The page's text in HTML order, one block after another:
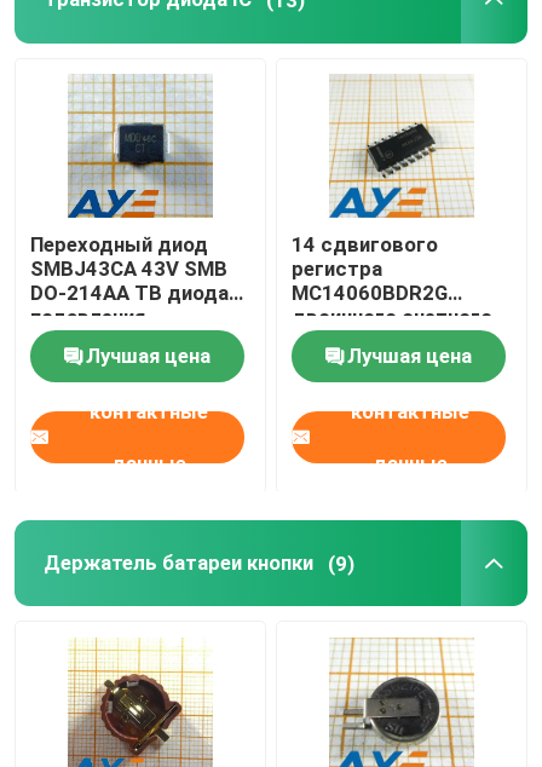
транзистор двухполярного соединения
Фильтр EMI SMD
Компоненты электроники пассивные
Переходный диод
SMBJ43CA 43V SMB
DO-214AA ТВ диода
подавления
напряжения тока
Лучшая цена
контактные
данные
14 сдвигового
регистра
MC14060BDR2G
двоичного счетного
устройства этапа 3-
18V
Лучшая цена
контактные
данные
Держатель батареи кнопки (9)